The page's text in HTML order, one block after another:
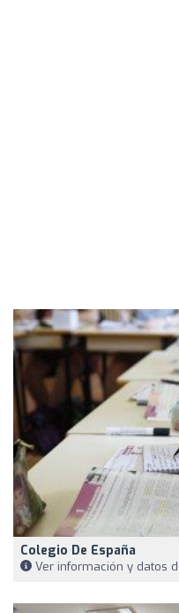
Colegio De España
Ver información y datos